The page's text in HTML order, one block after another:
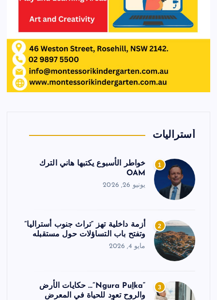
أستراليات
1
خواطر الأسبوع يكتبها هاني الترك
OAM
يونيو 26, 2026
2
أزمة داخلية تهز “تراث جنوب أستراليا”
وتفتح باب التساؤلات حول مستقبله
مايو 4, 2026
3
“Ngura Puḻka”… حكايات الأرض
والروح تعود للحياة في المعرض